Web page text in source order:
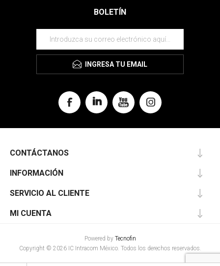
BOLETÍN
INGRESA TU EMAIL
CONTÁCTANOS
INFORMACIÓN
SERVICIO AL CLIENTE
MI CUENTA
Powered by Tecnofin
Copyright © 2026 IC Intracom México. Todos los derechos reservados.